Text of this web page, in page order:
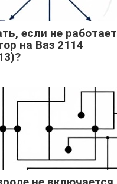
если не работает
на Ваз 2114